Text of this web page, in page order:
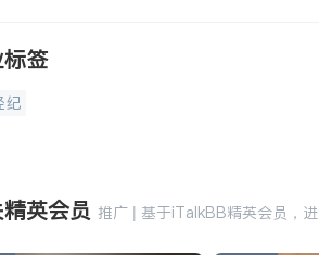
签
纪
英会员 推广 | 基于iTalkBB精英会员，